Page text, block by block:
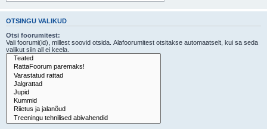
OTSINGU VALIKUD
Otsi foorumitest:
Vali foorumi(id), millest soovid otsida. Alafoorumitest otsitakse automaatselt, kui sa seda
valikut siin all ei keela.